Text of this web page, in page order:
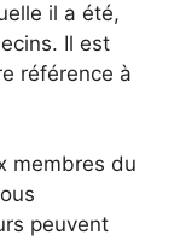
il a été,
Il est
référence à
membres du
peuvent